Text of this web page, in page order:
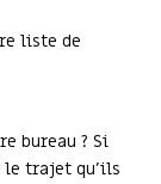
liste de
bureau ? Si
le trajet qu’ils